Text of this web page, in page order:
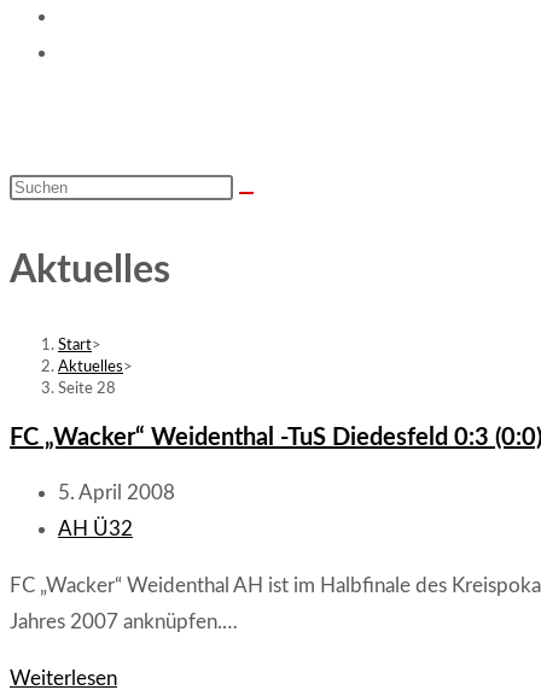
Diese
durchsuchen
Aktuelles
Start>
Aktuelles>
Seite 28
FC „Wacker“ Weidenthal -TuS Diedesfeld 0:3 (0:0)
Beitrag
veröffentlicht:
5. April 2008
Beitrags-
AH Ü32
FC „Wacker“ Weidenthal AH ist im Halbfinale des
Jahres 2007 anknüpfen.…
WeiterlesenFC